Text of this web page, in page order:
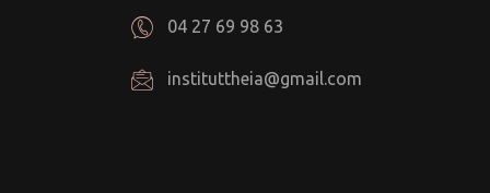
04 27 69 98 63
instituttheia@gmail.com